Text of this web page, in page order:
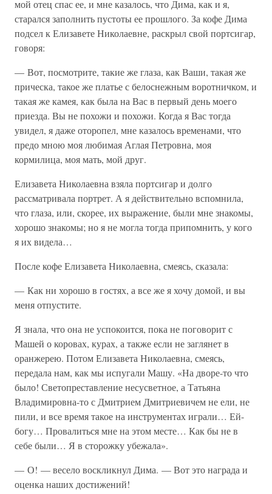
мой отец спас ее, и мне казалось, что Дима, как и я,
старался заполнить пустоты ее прошлого. За кофе Дима
подсел к Елизавете Николаевне, раскрыл свой портсигар,
говоря:
— Вот, посмотрите, такие же глаза, как Ваши, такая же
прическа, такое же платье с белоснежным воротничком, и
такая же камея, как была на Вас в первый день моего
приезда. Вы не похожи и похожи. Когда я Вас тогда
увидел, я даже оторопел, мне казалось временами, что
предо мною моя любимая Аглая Петровна, моя
кормилица, моя мать, мой друг.
Елизавета Николаевна взяла портсигар и долго
рассматривала портрет. А я действительно вспомнила,
что глаза, или, скорее, их выражение, были мне знакомы,
хорошо знакомы; но я не могла тогда припомнить, у кого
я их видела…
После кофе Елизавета Николаевна, смеясь, сказала:
— Как ни хорошо в гостях, а все же я хочу домой, и вы
меня отпустите.
Я знала, что она не успокоится, пока не поговорит с
Машей о коровах, курах, а также если не заглянет в
оранжерею. Потом Елизавета Николаевна, смеясь,
передала нам, как мы испугали Машу. «На дворе-то что
было! Светопреставление несусветное, а Татьяна
Владимировна-то с Дмитрием Дмитриевичем не ели, не
пили, и все время такое на инструментах играли… Ей-
богу… Провалиться мне на этом месте… Как бы не в
себе были… Я в сторожку убежала».
— О! — весело воскликнул Дима. — Вот это награда и
оценка наших достижений!